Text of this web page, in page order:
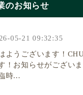
のお知らせ
05-21 09:32:35
ようございます！
！お知らせがござい
時...